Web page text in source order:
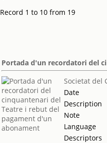
Record 1 to 10 from 19
Portada d'un recordatori del
Societat del
Date
Description
Note
Language
Descriptors